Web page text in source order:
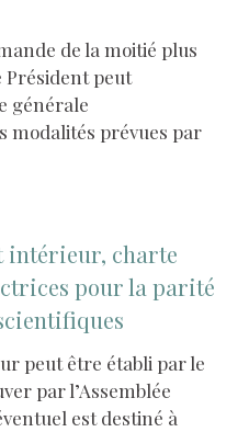
de la moitié plus
Président peut
générale
modalités prévues par
intérieur, charte
pour la parité
peut être établi par le
par l’Assemblée
est destiné à